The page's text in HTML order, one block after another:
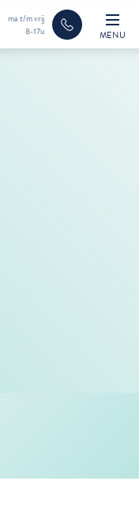
ma t/m vrij
8-17u
MENU